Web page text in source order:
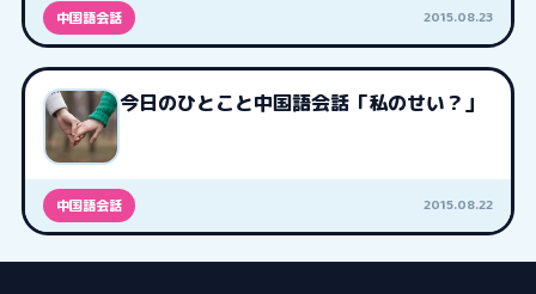
中国語会話 2015.08.23
今日のひとこと中国語会話「私のせい？」
中国語会話 2015.08.22